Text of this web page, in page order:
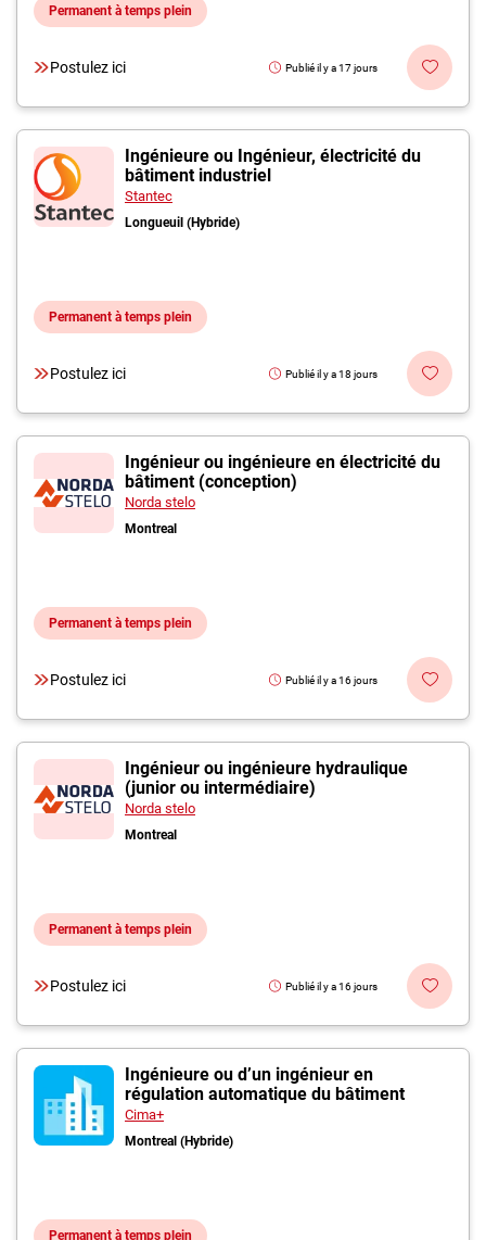
Permanent à temps plein
Postulez ici Publié il y a 17 jours
Ingénieure ou Ingénieur, électricité du
bâtiment industriel
Stantec
Longueuil (Hybride)
Permanent à temps plein
Postulez ici Publié il y a 18 jours
Ingénieur ou ingénieure en électricité du
bâtiment (conception)
Norda stelo
Montreal
Permanent à temps plein
Postulez ici Publié il y a 16 jours
Ingénieur ou ingénieure hydraulique
(junior ou intermédiaire)
Norda stelo
Montreal
Permanent à temps plein
Postulez ici Publié il y a 16 jours
Ingénieure ou d’un ingénieur en
régulation automatique du bâtiment
Cima+
Montreal (Hybride)
Permanent à temps plein